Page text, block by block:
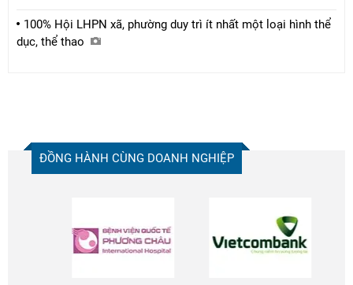
100% Hội LHPN xã, phường duy trì ít nhất một loại hình thể
dục, thể thao
ĐỒNG HÀNH CÙNG DOANH NGHIỆP